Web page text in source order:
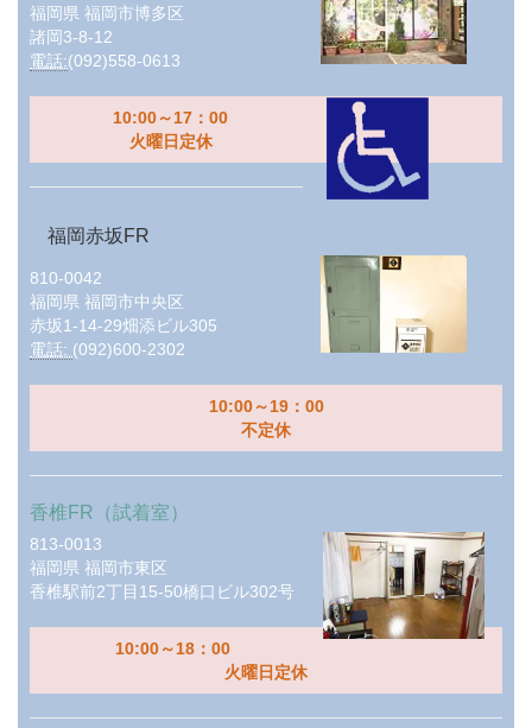
福岡県 福岡市博多区
諸岡3-8-12
電話:(092)558-0613
10:00～17：00
火曜日定休
福岡赤坂FR
810-0042
福岡県 福岡市中央区
赤坂1-14-29畑添ビル305
電話: (092)600-2302
10:00～19：00
不定休
香椎FR（試着室）
813-0013
福岡県 福岡市東区
香椎駅前2丁目15-50橋口ビル302号
10:00～18：00
火曜日定休